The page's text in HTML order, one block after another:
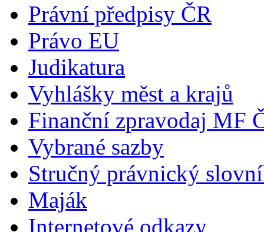
Právní předpisy ČR
Právo EU
Judikatura
Vyhlášky měst a krajů
Finanční zpravodaj MF
Vybrané sazby
Stručný právnický
Maják
Internetové odkazy